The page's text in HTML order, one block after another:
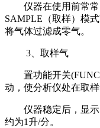
仪器在使用前常
SAMPLE（取样）模
将气体过滤成零气。
3、取样气
置功能开关
动，使分析仪处在取样
仪器稳定后，显
约为1升/分。